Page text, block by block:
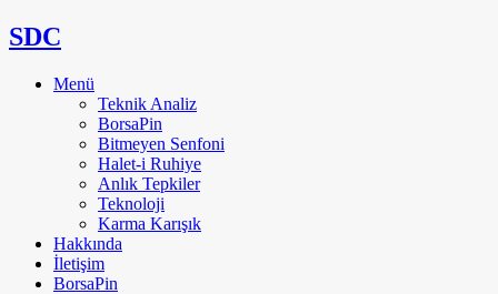
SDC
Menü
Teknik Analiz
BorsaPin
Bitmeyen Senfoni
Halet-i Ruhiye
Anlık Tepkiler
Teknoloji
Karma Karışık
Hakkında
İletişim
BorsaPin